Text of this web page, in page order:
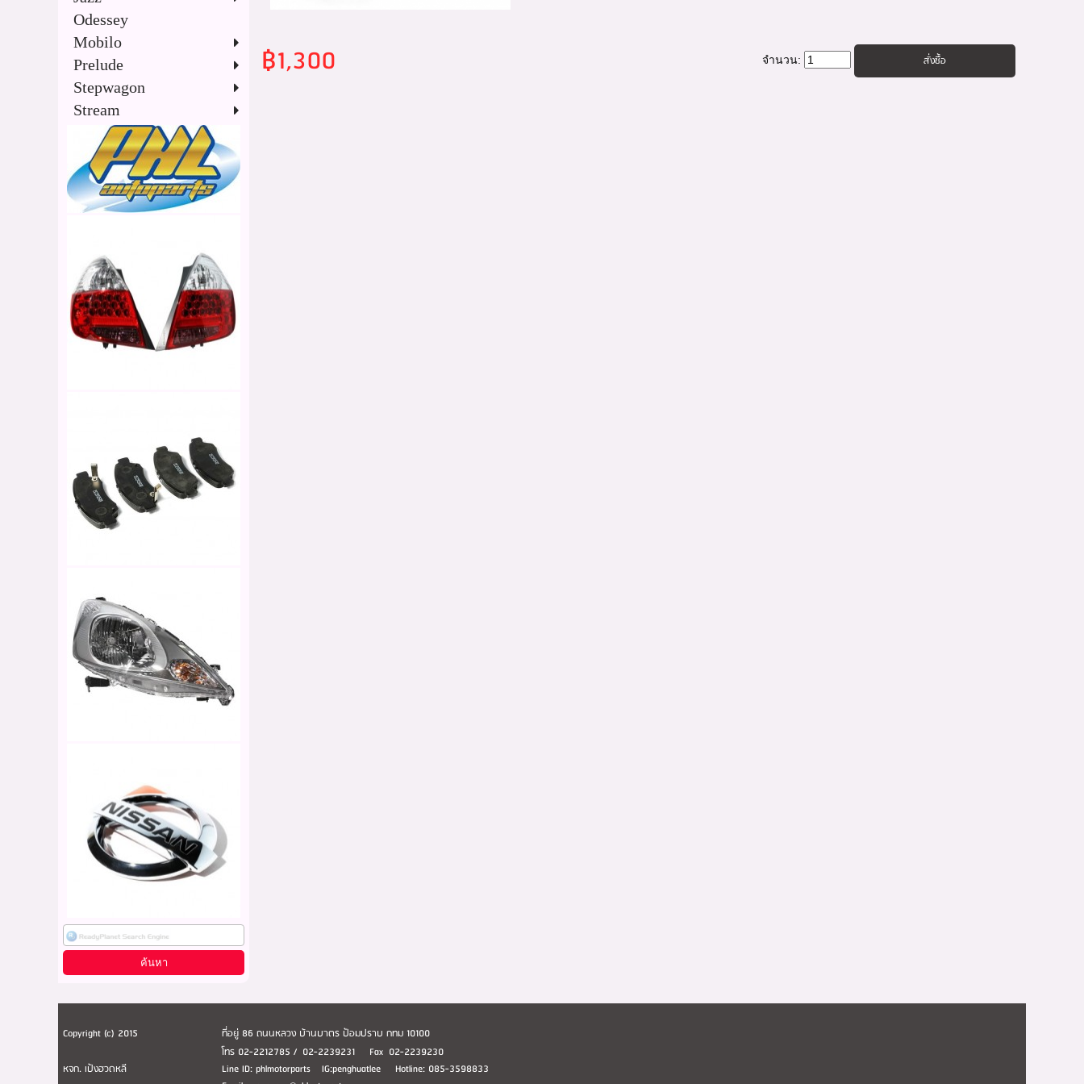
Odessey
Mobilo
Prelude
Stepwagon
Stream
฿1,300 จำนวน:
Copyright (c) 2015 ที่อยู่ 86 ถนนหลวง บ้านบาตร ป้อมปราบ กทม 10100
หจก. เป้งฮวดหลี
โทร 02-2212785 / 02-2239231 Fax 02-2239230
Line ID: phlmotorparts IG:penghuatlee Hotline: 085-3598833